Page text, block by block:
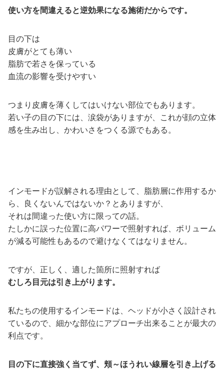
使い方を間違えると逆効果になる施術だからです。
目の下は
皮膚がとても薄い
脂肪で若さを保っている
血流の影響を受けやすい
つまり皮膚を薄くしてはいけない部位でもあります。
若い子の目の下には、涙袋がありますが、これが顔の立体
感を生み出し、かわいさをつくる源でもある。
インモードが誤解される理由として、脂肪層に作用するか
ら、良くないんではないか？とありますが、
それは間違った使い方に限っての話。
たしかに誤った位置に高パワーで照射すれば、ボリューム
が減る可能性もあるので避けなくてはなりません。
ですが、正しく、適した箇所に照射すれば
むしろ目元は引き上がります。
私たちの使用するインモードは、ヘッドが小さく設計され
ているので、細かな部位にアプローチ出来ることが最大の
利点です。
目の下に直接強く当てず、頬～ほうれい線層を引き上げる